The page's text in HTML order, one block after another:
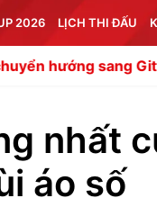
2026 LỊCH THI ĐẤU
của Chelsea
nhất
áo số